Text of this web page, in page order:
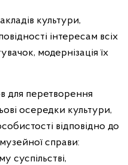
культури,
інтересам всіх
модернізація їх
для перетворення
осередки культури,
відповідно до
справи:
суспільстві,